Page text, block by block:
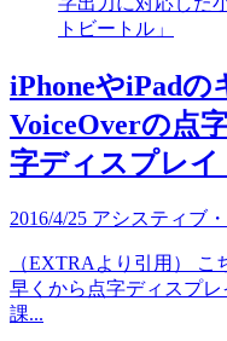
iPhoneやiPadの
VoiceOverの点
字ディスプレイ
2016/4/25 アシスティブ
（EXTRAより引用） こ
早くから点字ディスプレ
課...